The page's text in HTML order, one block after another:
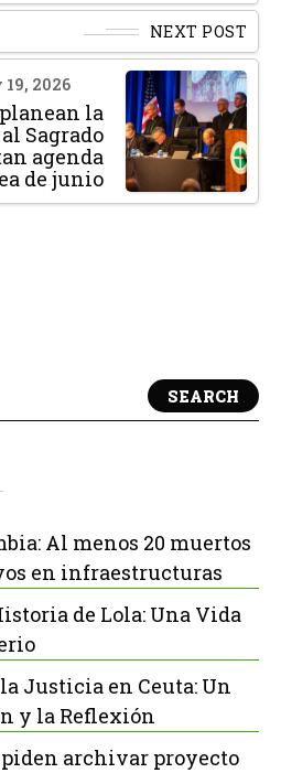
NEXT POST
2026
planean la
Sagrado
agenda
de junio
SEARCH
Al menos 20 muertos
en infraestructuras
de Lola: Una Vida
Justicia en Ceuta: Un
y la Reflexión
piden archivar proyecto